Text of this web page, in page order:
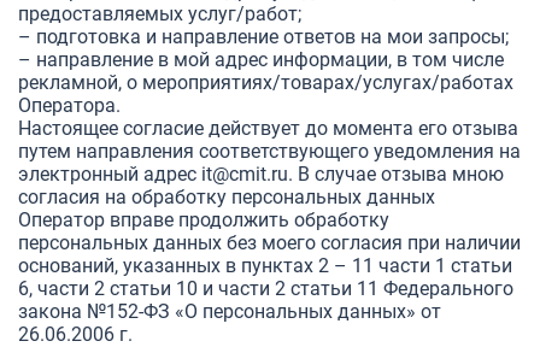
предоставляемых услуг/работ;
– подготовка и направление ответов на мои запросы;
– направление в мой адрес информации, в том числе
рекламной, о мероприятиях/товарах/услугах/работах
Оператора.
Настоящее согласие действует до момента его отзыва
путем направления соответствующего уведомления на
электронный адрес it@cmit.ru. В случае отзыва мною
согласия на обработку персональных данных
Оператор вправе продолжить обработку
персональных данных без моего согласия при наличии
оснований, указанных в пунктах 2 – 11 части 1 статьи
6, части 2 статьи 10 и части 2 статьи 11 Федерального
закона №152-ФЗ «О персональных данных» от
26.06.2006 г.